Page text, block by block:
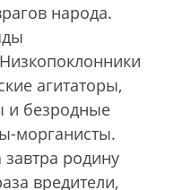
народа.
агитаторы,
и безродные
морганисты.
завтра родину
вредители,